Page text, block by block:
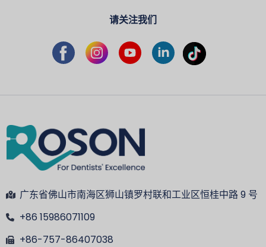
请关注我们
广东省佛山市南海区狮山镇罗村联和工业区恒桂中路 9 号
+86 15986071109
+86-757-86407038